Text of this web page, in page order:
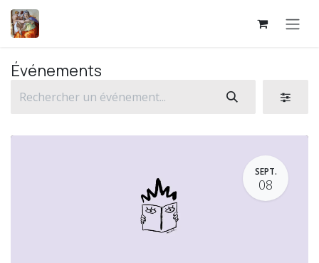
Se rendre au contenu
Événements
SEPT.
08